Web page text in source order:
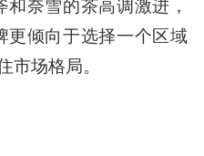
奈雪的茶高调激进，
更倾向于选择一个区域
市场格局。